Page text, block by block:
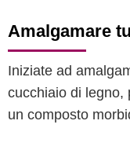
Amalgamare
Iniziate ad
cucchiaio di legno,
un composto